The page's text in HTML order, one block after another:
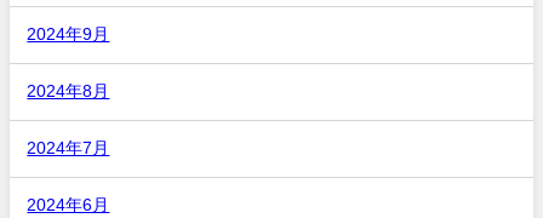
2024年9月
2024年8月
2024年7月
2024年6月